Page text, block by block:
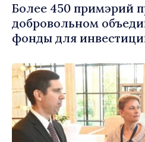
Более 450 примэрий
добровольном
фонды для
населённым пунктам
развиваться»